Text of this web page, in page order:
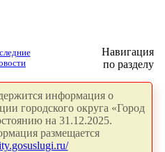
Навигация
по разделу
информация о
городского округа «Город
на 31.12.2025.
размещается